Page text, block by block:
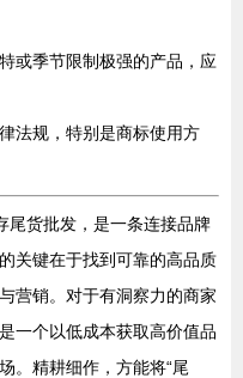
或季节限制极强的产品，应
法规，特别是商标使用方
尾货批发，是一条连接品牌
关键在于找到可靠的高品质
营销。对于有洞察力的商家
一个以低成本获取高价值品
。精耕细作，方能将“尾